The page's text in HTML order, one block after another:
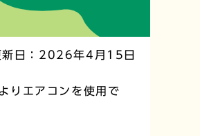
新日：2026年4月15日
りエアコンを使用で